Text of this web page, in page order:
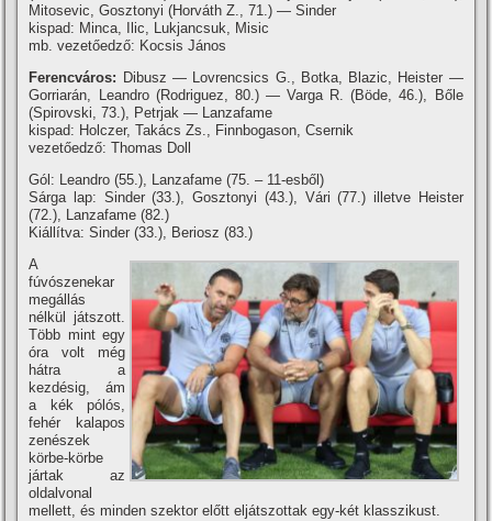
Mitosevic, Gosztonyi (Horváth Z., 71.) — Sinder
kispad: Minca, Ilic, Lukjancsuk, Misic
mb. vezetőedző: Kocsis János
Ferencváros: Dibusz — Lovrencsics G., Botka, Blazic, Heister —
Gorriarán, Leandro (Rodriguez, 80.) — Varga R. (Böde, 46.), Bőle
(Spirovski, 73.), Petrjak — Lanzafame
kispad: Holczer, Takács Zs., Finnbogason, Csernik
vezetőedző: Thomas Doll
Gól: Leandro (55.), Lanzafame (75. – 11-esből)
Sárga lap: Sinder (33.), Gosztonyi (43.), Vári (77.) illetve Heister
(72.), Lanzafame (82.)
Kiállí­tva: Sinder (33.), Beriosz (83.)
A
fúvószenekar
megállás
nélkül játszott.
Több mint egy
óra volt még
hátra a
kezdésig, ám
a kék pólós,
fehér kalapos
zenészek
körbe-körbe
jártak az
oldalvonal
mellett, és minden szektor előtt eljátszottak egy-két klasszikust.